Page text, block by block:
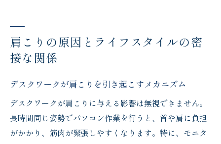
肩こりの原因とライフスタイルの密
接な関係
デスクワークが肩こりを引き起こすメカニズム
デスクワークが肩こりに与える影響は無視できません。
長時間同じ姿勢でパソコン作業を行うと、首や肩に負担
がかかり、筋肉が緊張しやすくなります。特に、モニタ